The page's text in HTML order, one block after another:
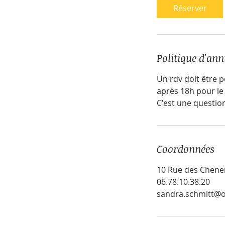
s
Réserver
Politique
Un rdv doit être
après 18h pour
C'est une
Coordonnées
10 Rue des
06.78.10.38.20